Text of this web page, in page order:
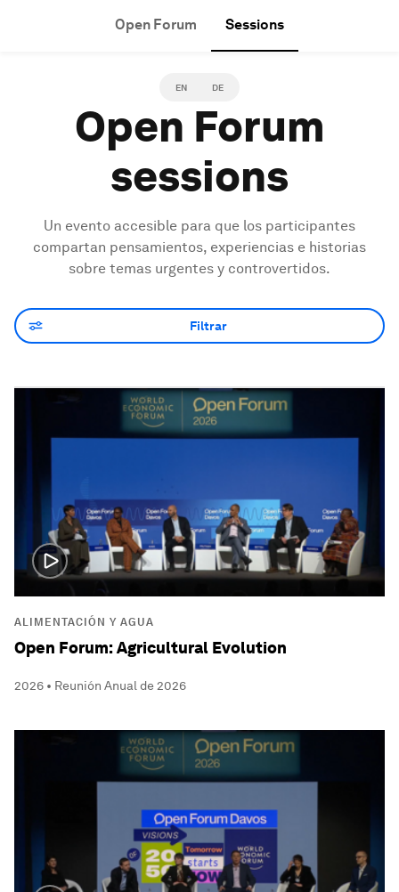
Open Forum Sessions
EN DE
Open Forum
sessions
Un evento accesible para que los participantes
compartan pensamientos, experiencias e historias
sobre temas urgentes y controvertidos.
Filtrar
ALIMENTACIÓN Y AGUA
Open Forum: Agricultural Evolution
2026 • Reunión Anual de 2026